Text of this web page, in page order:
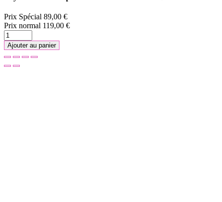
Prix Spécial 89,00 €
Prix normal 119,00 €
Ajouter au panier